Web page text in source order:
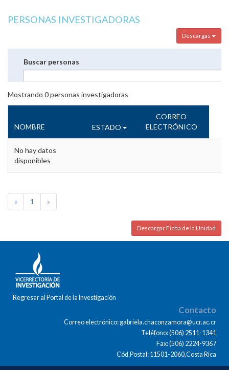
PERSONAS INVESTIGADORAS
Descargas
Buscar personas
Mostrando 0personas investigadoras
NOMBRE ESTADO
CORREO
ELECTRÓNICO
No hay datos
disponibles
« 1 »
Descargar Ficha de la Unidad
Regresar al Portal de la Investigación
Contacto
Correo electrónico: gabriela.chaconzamora@ucr.ac.cr
Teléfono: (506) 2511-1341
Fax: (506) 2224-9367
Cód.Postal: 11501-2060,Costa Rica